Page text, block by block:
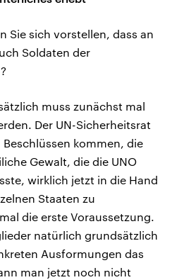
Sie sich vorstellen, dass an
Soldaten der
muss zunächst mal
Der UN-Sicherheitsrat
kommen, die
Gewalt, die die UNO
wirklich jetzt in die Hand
Staaten zu
die erste Voraussetzung.
natürlich grundsätzlich
Ausformungen das
man jetzt noch nicht